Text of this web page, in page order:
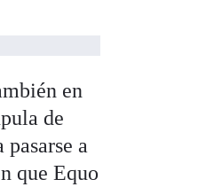
en
de
a
que Equo